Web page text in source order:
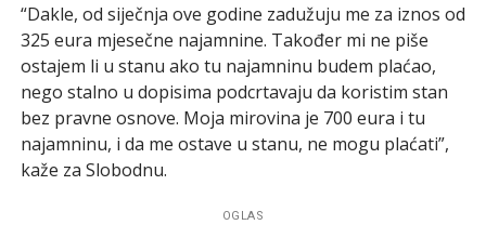
“Dakle, od siječnja ove godine zadužuju me za iznos od
325 eura mjesečne najamnine. Također mi ne piše
ostajem li u stanu ako tu najamninu budem plaćao,
nego stalno u dopisima podcrtavaju da koristim stan
bez pravne osnove. Moja mirovina je 700 eura i tu
najamninu, i da me ostave u stanu, ne mogu plaćati”,
kaže za Slobodnu.
OGLAS